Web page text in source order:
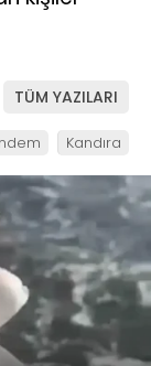
TÜM YAZILARI
Kandıra